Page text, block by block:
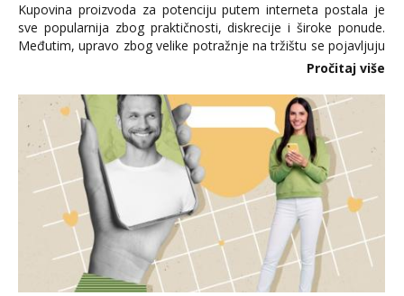
Kupovina proizvoda za potenciju putem interneta postala je
sve popularnija zbog praktičnosti, diskrecije i široke ponude.
Međutim, upravo zbog velike potražnje na tržištu se pojavljuju
i brojni krivotvoreni proizvodi, nepouzdane internetske
Pročitaj više